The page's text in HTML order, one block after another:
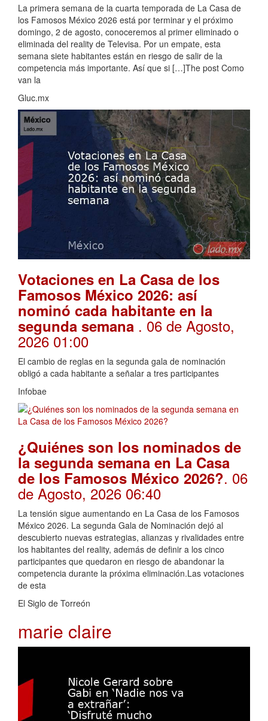
La primera semana de la cuarta temporada de La Casa de
los Famosos México 2026 está por terminar y el próximo
domingo, 2 de agosto, conoceremos al primer eliminado o
eliminada del reality de Televisa. Por un empate, esta
semana siete habitantes están en riesgo de salir de la
competencia más importante. Así que si […]The post Como
van la
Gluc.mx
Votaciones en La Casa de los
Famosos México 2026: así
nominó cada habitante en la
segunda semana . 06 de Agosto,
2026 01:00
El cambio de reglas en la segunda gala de nominación
obligó a cada habitante a señalar a tres participantes
Infobae
¿Quiénes son los nominados de
la segunda semana en La Casa
de los Famosos México 2026?. 06
de Agosto, 2026 06:40
La tensión sigue aumentando en La Casa de los Famosos
México 2026. La segunda Gala de Nominación dejó al
descubierto nuevas estrategias, alianzas y rivalidades entre
los habitantes del reality, además de definir a los cinco
participantes que quedaron en riesgo de abandonar la
competencia durante la próxima eliminación.Las votaciones
de esta
El Siglo de Torreón
marie claire